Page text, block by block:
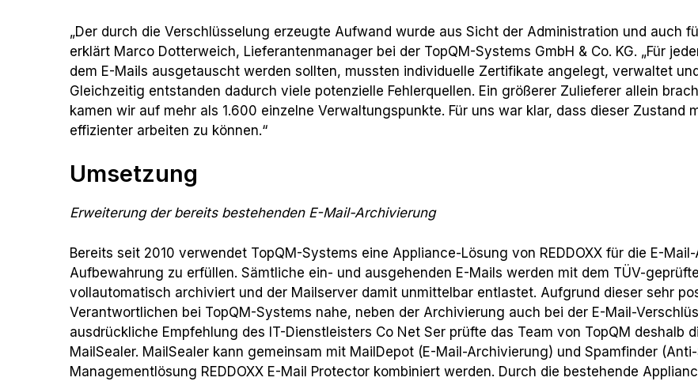
„Der durch die Verschlüsselung erzeugte Aufwand wurde aus Sicht der Administration und auch
erklärt Marco Dotterweich, Lieferantenmanager bei der TopQM-Systems GmbH & Co. KG. „Für
dem E-Mails ausgetauscht werden sollten, mussten individuelle Zertifikate angelegt, verwaltet
Gleichzeitig entstanden dadurch viele potenzielle Fehlerquellen. Ein größerer Zulieferer allein
kamen wir auf mehr als 1.600 einzelne Verwaltungspunkte. Für uns war klar, dass dieser
effizienter arbeiten zu können.“
Umsetzung
Erweiterung der bereits bestehenden E-Mail-Archivierung
Bereits seit 2010 verwendet TopQM-Systems eine Appliance-Lösung von REDDOXX für die E-
Aufbewahrung zu erfüllen. Sämtliche ein- und ausgehenden E-Mails werden mit dem TÜV-
vollautomatisch archiviert und der Mailserver damit unmittelbar entlastet. Aufgrund dieser sehr
Verantwortlichen bei TopQM-Systems nahe, neben der Archivierung auch bei der E-Mail-
ausdrückliche Empfehlung des IT-Dienstleisters Co Net Ser prüfte das Team von TopQM deshalb
MailSealer. MailSealer kann gemeinsam mit MailDepot (E-Mail-Archivierung) und Spamfinder
Managementlösung REDDOXX E-Mail Protector kombiniert werden. Durch die bestehende